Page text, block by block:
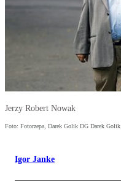
Jerzy Robert Nowak
Foto: Fotorzepa, Darek Golik DG Darek Golik
Igor Janke